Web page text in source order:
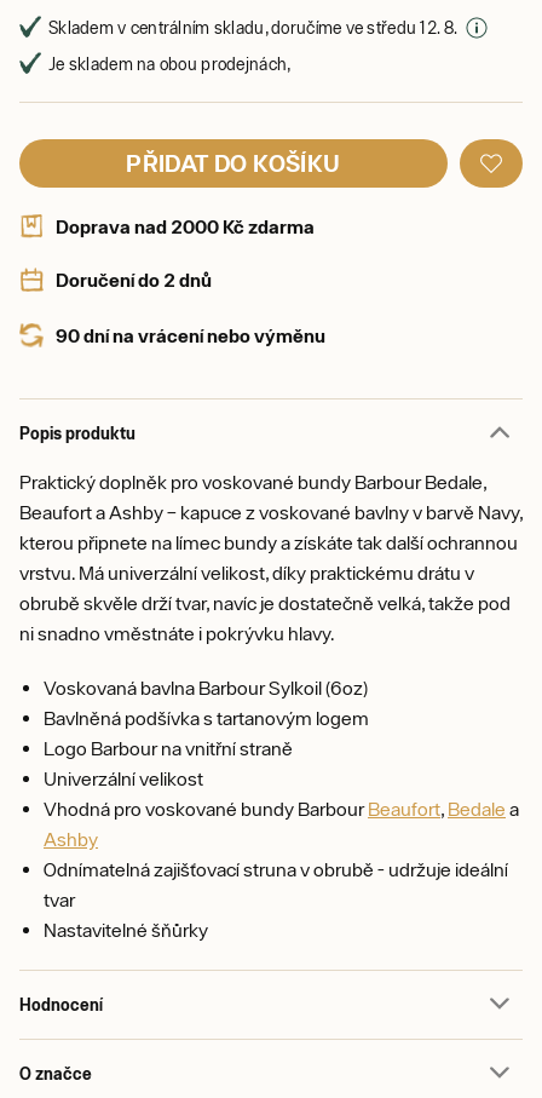
Skladem v centrálním skladu, doručíme ve středu 12. 8.
Je skladem na obou prodejnách,
PŘIDAT DO KOŠÍKU
Doprava nad 2000 Kč zdarma
Doručení do 2 dnů
90 dní na vrácení nebo výměnu
Popis produktu
Praktický doplněk pro voskované bundy Barbour Bedale,
Beaufort a Ashby – kapuce z voskované bavlny v barvě Navy,
kterou připnete na límec bundy a získáte tak další ochrannou
vrstvu. Má univerzální velikost, díky praktickému drátu v
obrubě skvěle drží tvar, navíc je dostatečně velká, takže pod
ni snadno vměstnáte i pokrývku hlavy.
Voskovaná bavlna Barbour Sylkoil (6oz)
Bavlněná podšívka s tartanovým logem
Logo Barbour na vnitřní straně
Univerzální velikost
Vhodná pro voskované bundy BarbourBeaufort, Bedale a
Ashby
Odnímatelná zajišťovací struna v obrubě - udržuje ideální
tvar
Nastavitelné šňůrky
Hodnocení
O značce